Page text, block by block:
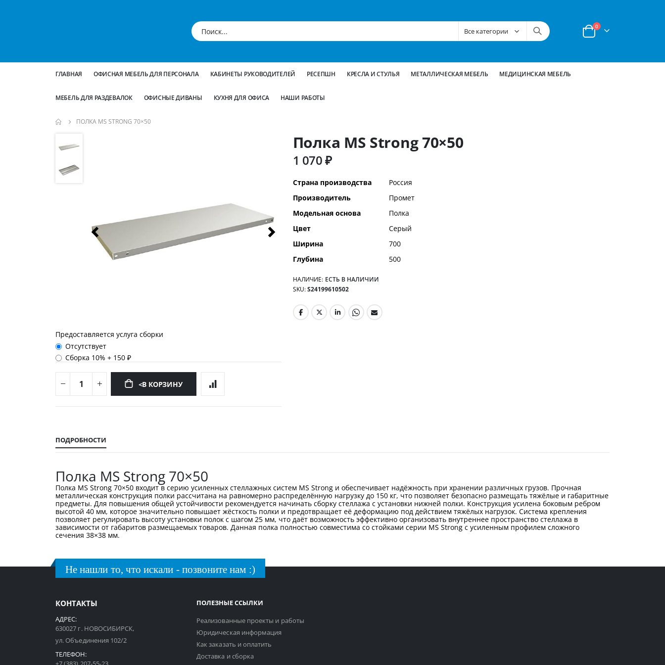
Корзина
0позиции
ГЛАВНАЯ ОФИСНАЯ МЕБЕЛЬ ДЛЯ ПЕРСОНАЛА КАБИНЕТЫ РУКОВОДИТЕЛЕЙ РЕСЕПШН КРЕСЛА И СТУЛЬЯ МЕТАЛЛИЧЕСКАЯ МЕБЕЛЬ МЕДИЦИНСКАЯ МЕБЕЛЬ
МЕБЕЛЬ ДЛЯ РАЗДЕВАЛОК ОФИСНЫЕ ДИВАНЫ КУХНЯ ДЛЯ ОФИСА НАШИ РАБОТЫ
ПОЛКА MS STRONG 70×50
и
перейти
галереям
изображений
Предоставляется услуга сборки
Отсутствует
Сборка 10%+ 150 ₽
<В КОРЗИНУ
началу
галереи
изображений
Полка MS Strong 70×50
1 070 ₽
Дополнительная
информация
Страна производства
Россия
Производитель
Промет
Модельная основа
Полка
Цвет
Серый
Ширина
700
Глубина
500
НАЛИЧИЕ: ЕСТЬ В НАЛИЧИИ
SKU S24199610502
ПОДРОБНОСТИ
Полка MS Strong 70×50
Полка MS Strong 70×50 входит в серию усиленных стеллажных систем MS Strong и обеспечивает надёжность при хранении различных грузов. Прочная
металлическая конструкция полки рассчитана на равномерно распределённую нагрузку до 150 кг, что позволяет безопасно размещать тяжёлые и габаритные
предметы. Для повышения общей устойчивости рекомендуется начинать сборку стеллажа с установки нижней полки. Конструкция усилена боковым ребром
высотой 40 мм, которое значительно повышает жёсткость полки и предотвращает её деформацию под действием тяжёлых нагрузок. Система крепления
позволяет регулировать высоту установки полок с шагом 25 мм, что даёт возможность эффективно организовать внутреннее пространство стеллажа в
зависимости от габаритов размещаемых товаров. Данная полка полностью совместима со стойками серии MS Strong с усиленным профилем сложного
сечения 38×38 мм.
Не нашли то, что искали - позвоните нам :)
КОНТАКТЫ
АДРЕС:
630027 г. НОВОСИБИРСК,
ул. Объединения 102/2
ТЕЛЕФОН:
ПОЛЕЗНЫЕ ССЫЛКИ
Реализованные проекты и работы
Юридическая информация
Как заказать и оплатить
Доставка и сборка